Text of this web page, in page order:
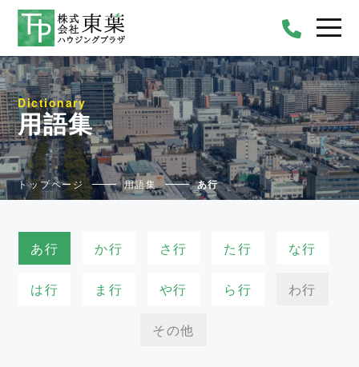
Dictionary
用語集
トップページ 用語集 あ行
あ行 か行 さ行 た行 な行
は行 ま行 や行 ら行 わ行
その他